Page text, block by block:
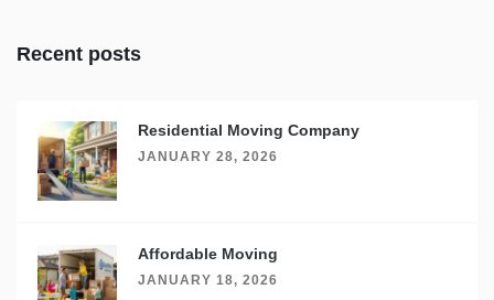
Recent posts
Residential Moving Company
JANUARY 28, 2026
Affordable Moving
JANUARY 18, 2026